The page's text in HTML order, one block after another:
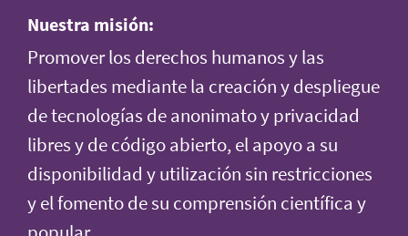
Nuestra misión:
Promover los derechos humanos y las
libertades mediante la creación y despliegue
de tecnologías de anonimato y privacidad
libres y de código abierto, el apoyo a su
disponibilidad y utilización sin restricciones
y el fomento de su comprensión científica y